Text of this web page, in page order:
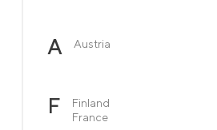
A Austria
F
Finland
France